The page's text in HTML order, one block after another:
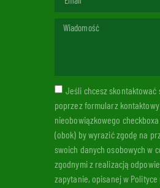
Jeśli chcesz skontaktować
poprzez formularz
nieobowiązkowego
(obok) by wyrazić zgodę na
swoich danych osobowych w
zgodnymi z realizacją
zapytanie, opisanej w